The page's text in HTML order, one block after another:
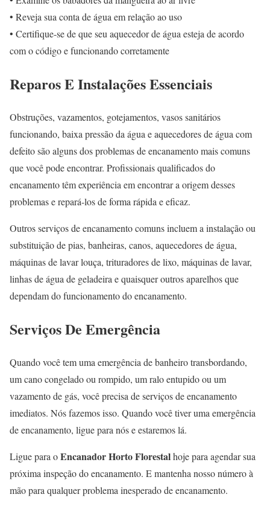
• Reveja sua conta de água em relação ao uso
• Certifique-se de que seu aquecedor de água esteja de acordo
com o código e funcionando corretamente
Reparos E Instalações Essenciais
Obstruções, vazamentos, gotejamentos, vasos sanitários
funcionando, baixa pressão da água e aquecedores de água com
defeito são alguns dos problemas de encanamento mais comuns
que você pode encontrar. Profissionais qualificados do
encanamento têm experiência em encontrar a origem desses
problemas e repará-los de forma rápida e eficaz.
Outros serviços de encanamento comuns incluem a instalação ou
substituição de pias, banheiras, canos, aquecedores de água,
máquinas de lavar louça, trituradores de lixo, máquinas de lavar,
linhas de água de geladeira e quaisquer outros aparelhos que
dependam do funcionamento do encanamento.
Serviços De Emergência
Quando você tem uma emergência de banheiro transbordando,
um cano congelado ou rompido, um ralo entupido ou um
vazamento de gás, você precisa de serviços de encanamento
imediatos. Nós fazemos isso. Quando você tiver uma emergência
de encanamento, ligue para nós e estaremos lá.
Ligue para oEncanador Horto Florestalhoje para agendar sua
próxima inspeção do encanamento. E mantenha nosso número à
mão para qualquer problema inesperado de encanamento.